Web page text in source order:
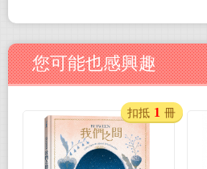
您可能也感興趣
扣抵 1 冊